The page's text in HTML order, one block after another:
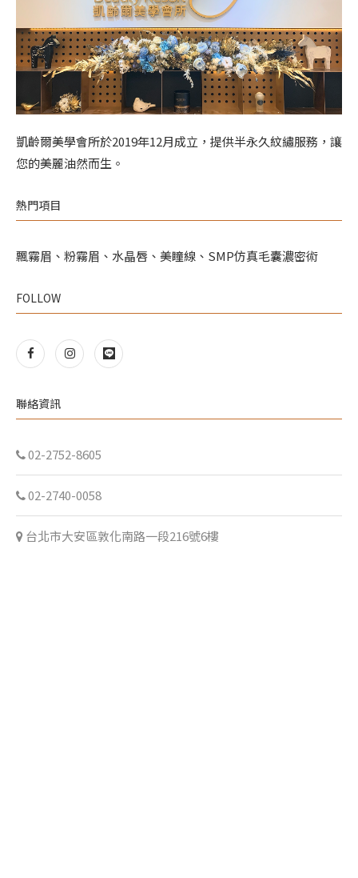
凱齡爾美學會所於2019年12月成立，提供半永久紋繡服務，讓
您的美麗油然而生。
熱門項目
飄霧眉、粉霧眉、水晶唇、美瞳線、SMP仿真毛囊濃密術
FOLLOW
聯絡資訊
02-2752-8605
02-2740-0058
台北市大安區敦化南路一段216號6樓